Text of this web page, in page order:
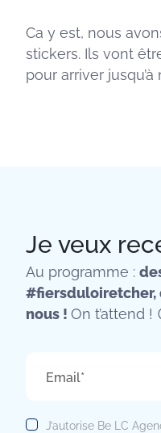
Ca y est, nous
stickers. Ils vont
pour arriver
Je veux
Au programme :
#fiersduloiretcher,
nous ! On t’attend !
Email*
J’autorise Be LC